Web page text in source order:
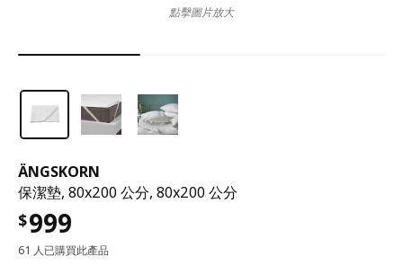
ÄNGSKORN
保潔墊, 80x200 公分, 80x200 公分
$999
61 人已購買此產品
點擊圖片放大